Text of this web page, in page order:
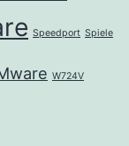
Speedport Spiele
W724V